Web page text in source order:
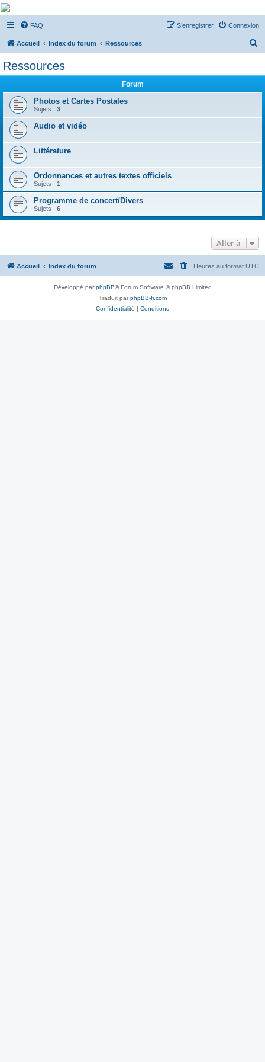
De Musicae Militari -
Forums
Forums de discussions
FAQ Connexion
S’enregistrer
Accueil Index du forum Ressources
h
Ressources
Forum
Photos et Cartes Postales
Sujets : 3
Audio et vidéo
Littérature
Ordonnances et autres textes officiels
Sujets : 1
Programme de concert/Divers
Sujets : 6
Aller à
Accueil Index du forum Heures au format UTC
Développé parphpBB® Forum Software © phpBB Limited
Traduit parphpBB-fr.com
Confidentialité | Conditions